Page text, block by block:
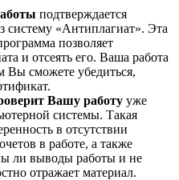
подтверждается
систему «Антиплагиат». Эта
позволяет
и отсеять его. Ваша работа
Вы сможете убедиться,
Вашу работу уже
системы. Такая
в отсутствии
в работе, а также
ли выводы работы и не
отражает материал.